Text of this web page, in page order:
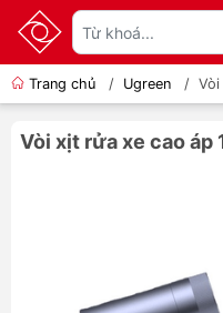
Trang chủ / Ugreen / Vòi
Vòi xịt rửa xe cao áp